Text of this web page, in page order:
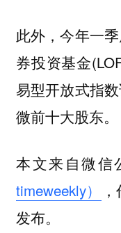
此外，今年一
券投资基金
易型开放式指
微前十大股东。
本文来自微信
timeweekly）
发布。